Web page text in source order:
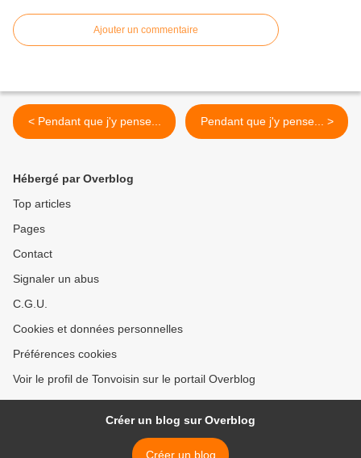
Ajouter un commentaire
< Pendant que j'y pense... Pendant que j'y pense... >
Hébergé par Overblog
Top articles
Pages
Contact
Signaler un abus
C.G.U.
Cookies et données personnelles
Préférences cookies
Voir le profil de Tonvoisin sur le portail Overblog
Créer un blog sur Overblog
Créer un blog